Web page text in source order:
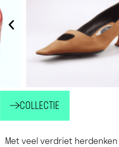
COLLECTIE
Met veel verdriet